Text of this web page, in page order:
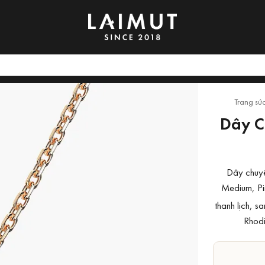
Trang
Dây
Dây
Medium,
thanh lịch,